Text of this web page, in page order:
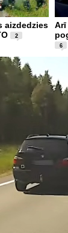
aizdedzies
2
Arī
6